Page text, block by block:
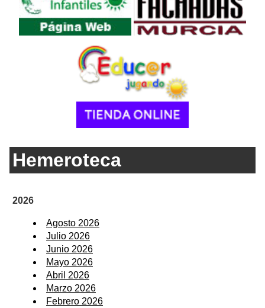
Hemeroteca
2026
Agosto 2026
Julio 2026
Junio 2026
Mayo 2026
Abril 2026
Marzo 2026
Febrero 2026